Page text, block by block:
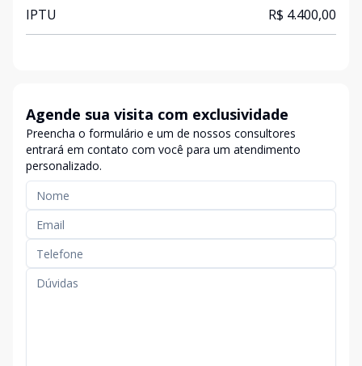
IPTU R$ 4.400,00
Agende sua visita com exclusividade
Preencha o formulário e um de nossos consultores
entrará em contato com você para um atendimento
personalizado.